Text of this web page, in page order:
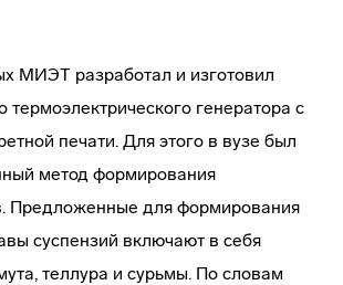
МИЭТ разработал и изготовил
термоэлектрического генератора с
печати. Для этого в вузе был
метод формирования
Предложенные для формирования
суспензий включают в себя
теллура и сурьмы. По словам